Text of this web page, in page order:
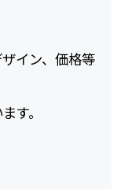
イン、価格等
す。